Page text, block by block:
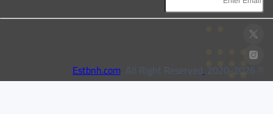
© 2020-
2026
Estbnh.com
, All Right Reserved